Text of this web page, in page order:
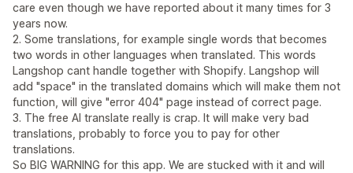
care even though we have reported about it many times for 3
years now.
2. Some translations, for example single words that becomes
two words in other languages when translated. This words
Langshop cant handle together with Shopify. Langshop will
add "space" in the translated domains which will make them not
function, will give "error 404" page instead of correct page.
3. The free AI translate really is crap. It will make very bad
translations, probably to force you to pay for other
translations.
So BIG WARNING for this app. We are stucked with it and will